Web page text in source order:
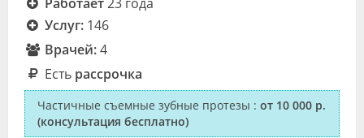
Услуг:146
Врачей:4
Есть рассрочка
Частичные съемные зубные протезы : от 10 000 р.
(консультация бесплатно)